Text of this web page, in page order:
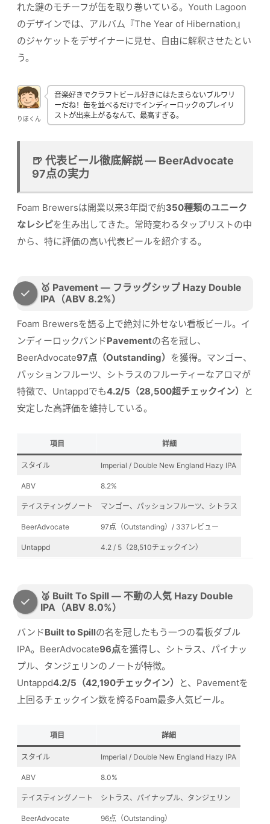
れた鍵のモチーフが缶を取り巻いている。Youth Lagoon
のデザインでは、アルバム『The Year of Hibernation』
のジャケットをデザイナーに見せ、自由に解釈させたとい
う。
りほくん
音楽好きでクラフトビール好きにはたまらないブルワリ
ーだね！缶を並べるだけでインディーロックのプレイリ
ストが出来上がるなんて、最高すぎる。
🍺 代表ビール徹底解説 — BeerAdvocate
97点の実力
Foam Brewersは開業以来3年間で約350種類のユニーク
なレシピを生み出してきた。常時変わるタップリストの中
から、特に評価の高い代表ビールを紹介する。
🥇 Pavement — フラッグシップ Hazy Double
IPA（ABV 8.2%）
Foam Brewersを語る上で絶対に外せない看板ビール。イ
ンディーロックバンドPavementの名を冠し、
BeerAdvocate97点（Outstanding） を獲得。マンゴー、
パッションフルーツ、シトラスのフルーティーなアロマが
特徴で、Untappdでも4.2/5（28,500超チェックイン）
と
安定した高評価を維持している。
項目 詳細
スタイル Imperial / Double New England Hazy IPA
ABV 8.2%
テイスティングノート マンゴー、パッションフルーツ、シトラス
BeerAdvocate 97点（Outstanding）/ 337レビュー
Untappd 4.2 / 5（28,510チェックイン）
🥈 Built To Spill — 不動の人気 Hazy Double
IPA（ABV 8.0%）
バンドBuilt to Spillの名を冠したもう一つの看板ダブル
IPA。BeerAdvocate96点を獲得し、シトラス、パイナッ
プル、タンジェリンのノートが特徴。
Untappd4.2/5（42,190チェックイン）
と、Pavementを
上回るチェックイン数を誇るFoam最多人気ビール。
項目 詳細
スタイル Imperial / Double New England Hazy IPA
ABV 8.0%
テイスティングノート シトラス、パイナップル、タンジェリン
BeerAdvocate 96点（Outstanding）